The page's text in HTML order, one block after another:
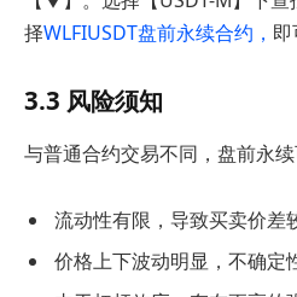
择WLFIUSDT盘前永续合约， 即
3.3 风险须知
与普通合约交易不同，盘前永续
流动性有限，导致买卖价差
价格上下波动明显，不确定